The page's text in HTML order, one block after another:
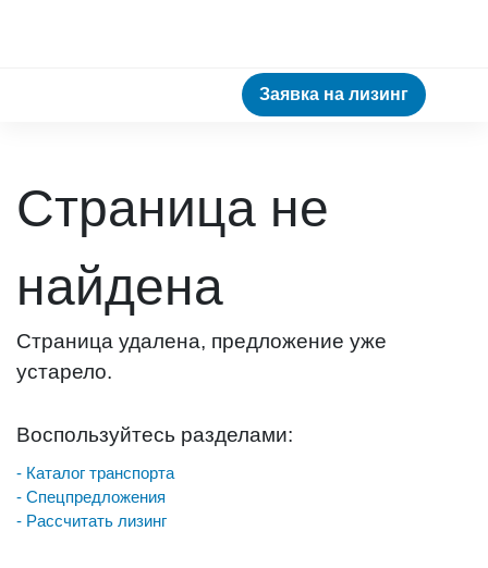
Заявка на лизинг
Страница не
найдена
Страница удалена, предложение уже
устарело.
Воспользуйтесь разделами:
- Каталог транспорта
- Спецпредложения
- Рассчитать лизинг